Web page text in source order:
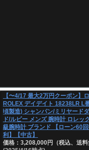
【〜4/17 最大2万円クーポン】
ROLEX デイデイト 18238LR L
頃製造) シャンパン/ミリヤード
ド/ルビー メンズ 腕時計 ロレッ
級腕時計 ブランド 【ローン60
利】【中古】
価格：3,208,000円（税込、送